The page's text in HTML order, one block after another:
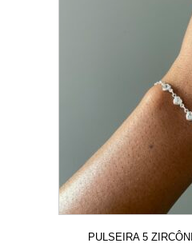
PULSEIRA 5